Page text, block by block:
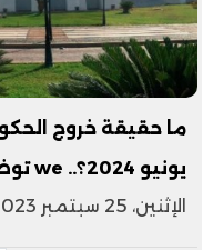
ما حقيقة خروج
يونيو 2024؟.. we توضح
الإثنين، 25 سبتمبر 2023 11:34 ص